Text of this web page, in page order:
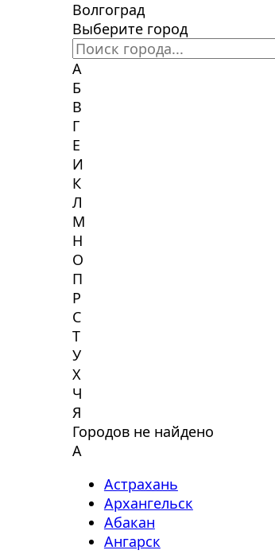
Волгоград
Выберите город
А
Б
В
Г
Е
И
К
Л
М
Н
О
П
Р
С
Т
У
Х
Ч
Я
Городов не найдено
А
Астрахань
Архангельск
Абакан
Ангарск